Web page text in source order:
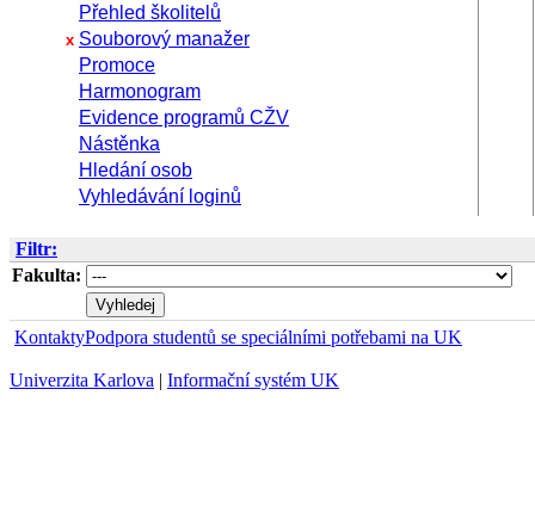
Přehled školitelů
x Souborový manažer
Promoce
Harmonogram
Evidence programů CŽV
Nástěnka
Hledání osob
Vyhledávání loginů
Filtr:
Fakulta:
KontaktyPodpora studentů se speciálními potřebami na UK
Univerzita Karlova | Informační systém UK